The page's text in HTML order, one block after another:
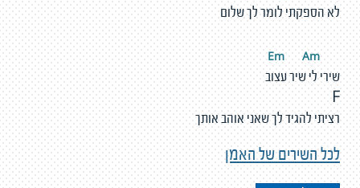
לא הספקתי לומר לך שלום
m Am
שירי לי שיר עצוב
F
רציתי להגיד לך שאני אוהב אותך
לכל השירים של האמן